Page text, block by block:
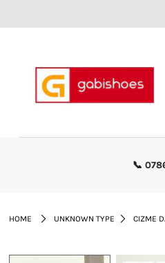
📞
HOME UNKNOWN TYPE CIZME
Mega Oferte